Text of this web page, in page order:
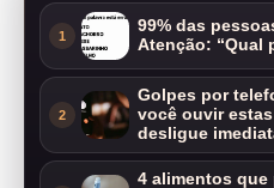
1
99% das
Atenção: “Qual
2
Golpes por
você ouvir
desligue
4 alimentos que